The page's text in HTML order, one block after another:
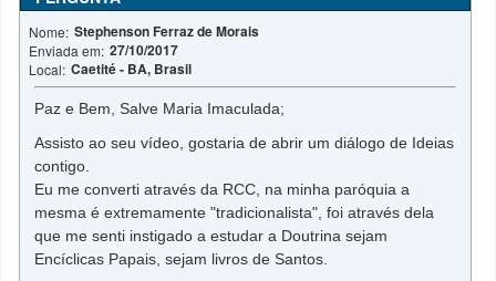
Nome: Stephenson Ferraz de Morais
Enviada em: 27/10/2017
Local: Caetité - BA, Brasil
Paz e Bem, Salve Maria Imaculada;
Assisto ao seu vídeo, gostaria de abrir um diálogo de Ideias
contigo.
Eu me converti através da RCC, na minha paróquia a
mesma é extremamente "tradicionalista", foi através dela
que me senti instigado a estudar a Doutrina sejam
Encíclicas Papais, sejam livros de Santos.